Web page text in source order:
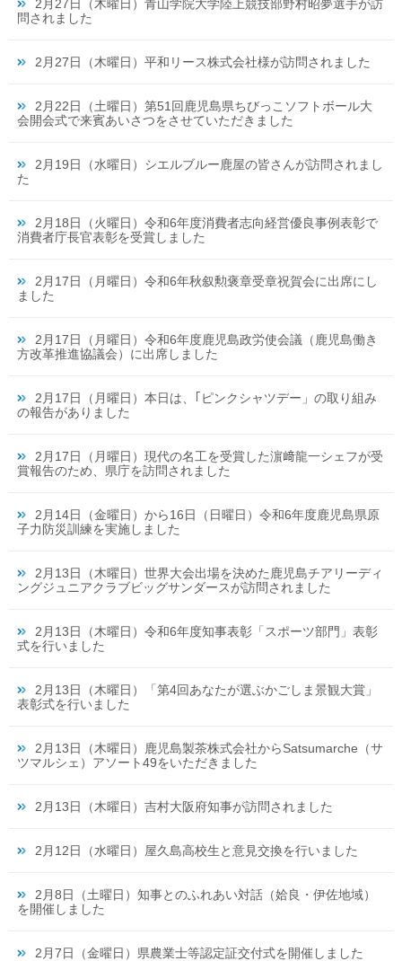
2月27日（木曜日）青山学院大学陸上競技部野村昭夢選手が訪
問されました
2月27日（木曜日）平和リース株式会社様が訪問されました
2月22日（土曜日）第51回鹿児島県ちびっこソフトボール大
会開会式で来賓あいさつをさせていただきました
2月19日（水曜日）シエルブルー鹿屋の皆さんが訪問されまし
た
2月18日（火曜日）令和6年度消費者志向経営優良事例表彰で
消費者庁長官表彰を受賞しました
2月17日（月曜日）令和6年秋叙勲褒章受章祝賀会に出席にし
ました
2月17日（月曜日）令和6年度鹿児島政労使会議（鹿児島働き
方改革推進協議会）に出席しました
2月17日（月曜日）本日は、｢ピンクシャツデー」の取り組み
の報告がありました
2月17日（月曜日）現代の名工を受賞した濵﨑龍一シェフが受
賞報告のため、県庁を訪問されました
2月14日（金曜日）から16日（日曜日）令和6年度鹿児島県原
子力防災訓練を実施しました
2月13日（木曜日）世界大会出場を決めた鹿児島チアリーディ
ングジュニアクラブビッグサンダースが訪問されました
2月13日（木曜日）令和6年度知事表彰「スポーツ部門」表彰
式を行いました
2月13日（木曜日）「第4回あなたが選ぶかごしま景観大賞」
表彰式を行いました
2月13日（木曜日）鹿児島製茶株式会社からSatsumarche（サ
ツマルシェ）アソート49をいただきました
2月13日（木曜日）吉村大阪府知事が訪問されました
2月12日（水曜日）屋久島高校生と意見交換を行いました
2月8日（土曜日）知事とのふれあい対話（姶良・伊佐地域）
を開催しました
2月7日（金曜日）県農業士等認定証交付式を開催しました